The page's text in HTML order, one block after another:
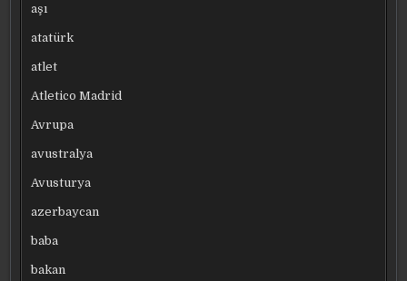
aşı
atatürk
atlet
Atletico Madrid
Avrupa
avustralya
Avusturya
azerbaycan
baba
bakan